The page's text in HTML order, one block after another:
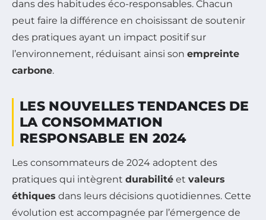
dans des habitudes éco-responsables. Chacun
peut faire la différence en choisissant de soutenir
des pratiques ayant un impact positif sur
l’environnement, réduisant ainsi son empreinte
carbone.
LES NOUVELLES TENDANCES DE
LA CONSOMMATION
RESPONSABLE EN 2024
Les consommateurs de 2024 adoptent des
pratiques qui intègrent durabilité et valeurs
éthiques dans leurs décisions quotidiennes. Cette
évolution est accompagnée par l’émergence de